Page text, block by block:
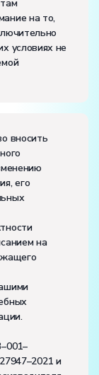
током:
на то,
условиях не
вносить
его
на
и